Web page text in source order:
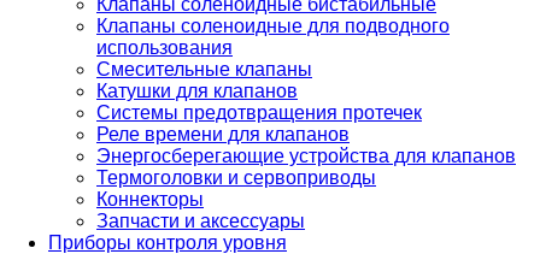
Клапаны соленоидные для подводного
использования
Смесительные клапаны
Катушки для клапанов
Системы предотвращения протечек
Реле времени для клапанов
Энергосберегающие устройства для клапанов
Термоголовки и сервоприводы
Коннекторы
Запчасти и аксессуары
Приборы контроля уровня